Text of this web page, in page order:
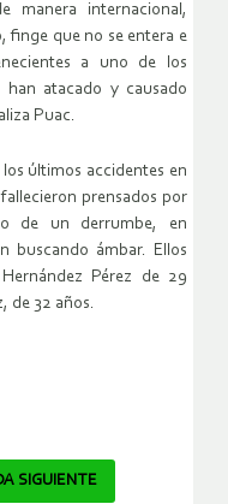
manera internacional,
finge que no se entera e
a uno de los
atacado y causado
Puac.
últimos accidentes en
prensados por
de un derrumbe, en
buscando ámbar. Ellos
Pérez de 29
de 32 años.
SIGUIENTE